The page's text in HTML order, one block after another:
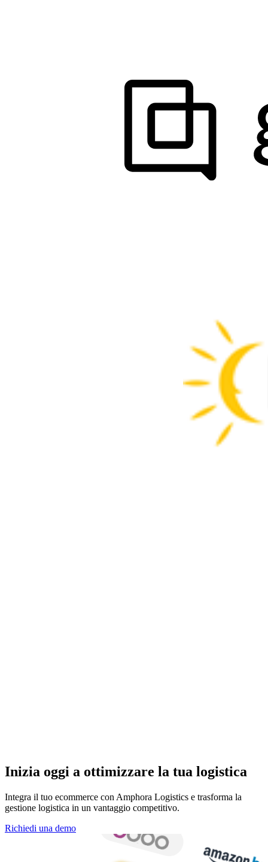
Inizia oggi a ottimizzare la tua logistica
Integra il tuo ecommerce con Amphora Logistics e trasforma la
gestione logistica in un vantaggio competitivo.
Richiedi una demo